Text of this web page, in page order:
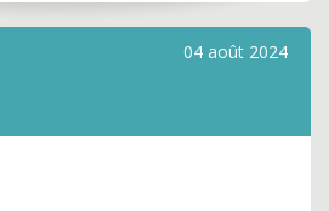
04 août 2024